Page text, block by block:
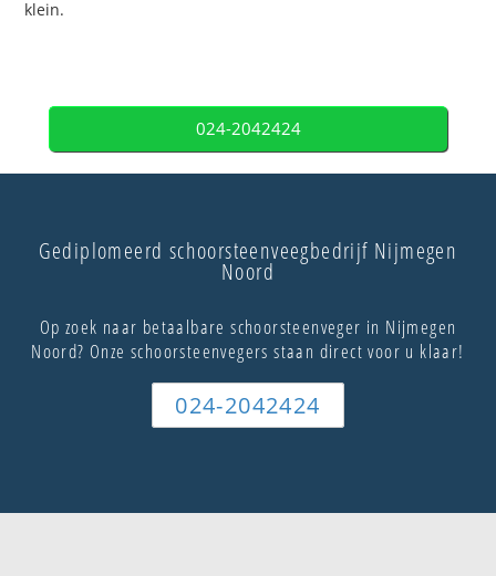
klein.
024-2042424
Gediplomeerd schoorsteenveegbedrijf Nijmegen
Noord
Op zoek naar betaalbare schoorsteenveger in Nijmegen
Noord? Onze schoorsteenvegers staan direct voor u klaar!
024-2042424